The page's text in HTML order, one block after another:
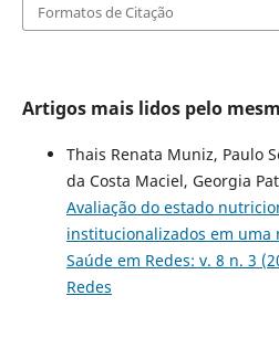
Formatos de Citação
Artigos mais lidos pelo
Thais Renata Muniz, Paulo
da Costa Maciel, Georgia
Avaliação do estado
institucionalizados em uma
Saúde em Redes: v. 8 n. 3
Redes